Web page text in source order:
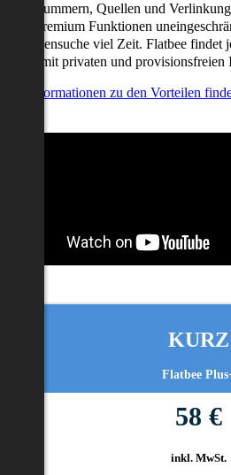
Quellen und
alle Premium Funktionen
viel Zeit. Flatbee findet
mit privaten und
Informationen zu den Vorteilen
KURZ
Flatbee
58 €
inkl. MwSt.